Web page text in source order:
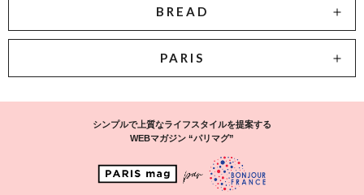
BREAD
PARIS
シンプルで上質なライフスタイルを提案する
WEBマガジン “パリマグ”